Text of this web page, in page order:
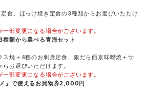
食、ほっけ焼き定食の3種類からお選びいただけ
部変更になる場合がございます。
種類から選べる青海セット
焼＋4種のお刺身定食、銀だら西京味噌焼＋サ
お選びいただけます。
部変更になる場合がございます。
」で使えるお買物券2,000円